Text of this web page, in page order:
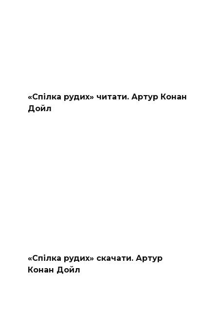
«Спілка рудих» читати. Артур Конан
Дойл
«Спілка рудих» скачати. Артур
Конан Дойл